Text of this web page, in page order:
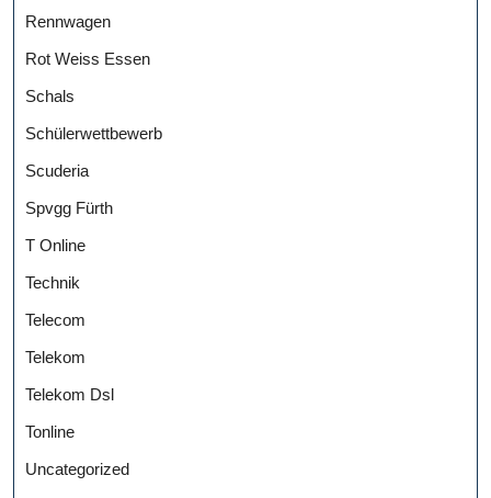
Rennwagen
Rot Weiss Essen
Schals
Schülerwettbewerb
Scuderia
Spvgg Fürth
T Online
Technik
Telecom
Telekom
Telekom Dsl
Tonline
Uncategorized